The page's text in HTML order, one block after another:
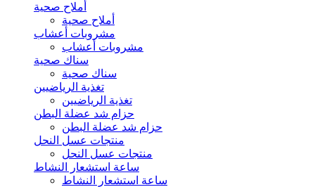
أملاح صحية
أملاح صحية
مشروبات أعشاب
مشروبات أعشاب
سناك صحية
سناك صحية
تغذية الرياضيين
تغذية الرياضيين
حزام شد عضلة البطن
حزام شد عضلة البطن
منتجات عسل النحل
منتجات عسل النحل
ساعة استشعار النشاط
ساعة استشعار النشاط